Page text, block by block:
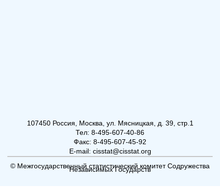
107450 Россия, Москва, ул. Мясницкая, д. 39, стр.1
Тел: 8-495-607-40-86
Факс: 8-495-607-45-92
E-mail: cisstat@cisstat.org
© Межгосударственный статистический комитет Содружества
Независимых Государств